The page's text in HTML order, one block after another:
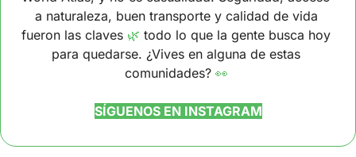
a naturaleza, buen transporte y calidad de vida
fueron las claves 🌿 todo lo que la gente busca hoy
para quedarse. ¿Vives en alguna de estas
comunidades? 👀
SÍGUENOS EN INSTAGRAM